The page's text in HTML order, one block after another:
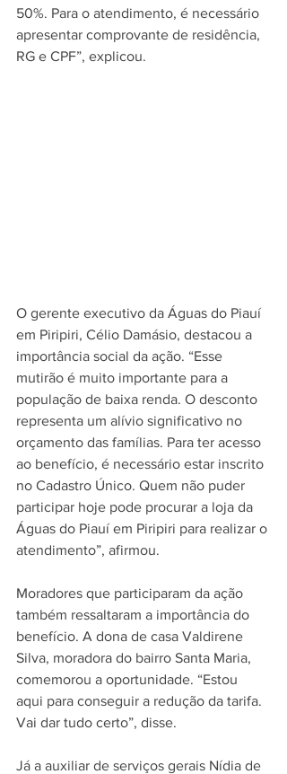
50%. Para o atendimento, é necessário
apresentar comprovante de residência,
RG e CPF”, explicou.
O gerente executivo da Águas do Piauí
em Piripiri, Célio Damásio, destacou a
importância social da ação. “Esse
mutirão é muito importante para a
população de baixa renda. O desconto
representa um alívio significativo no
orçamento das famílias. Para ter acesso
ao benefício, é necessário estar inscrito
no Cadastro Único. Quem não puder
participar hoje pode procurar a loja da
Águas do Piauí em Piripiri para realizar o
atendimento”, afirmou.
Moradores que participaram da ação
também ressaltaram a importância do
benefício. A dona de casa Valdirene
Silva, moradora do bairro Santa Maria,
comemorou a oportunidade. “Estou
aqui para conseguir a redução da tarifa.
Vai dar tudo certo”, disse.
Já a auxiliar de serviços gerais Nídia de